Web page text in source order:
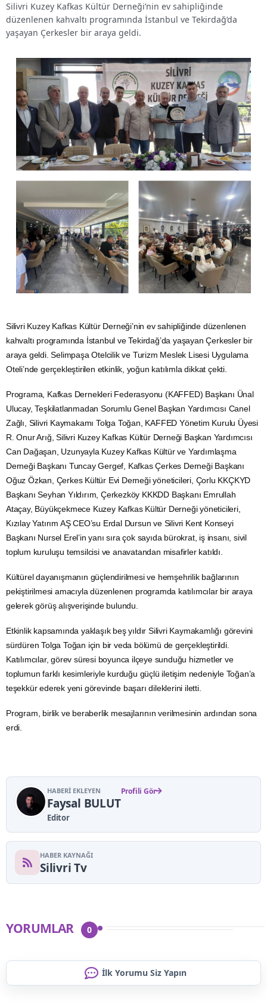
Silivri Kuzey Kafkas Kültür Derneği’nin ev sahipliğinde
düzenlenen kahvaltı programında İstanbul ve Tekirdağ’da
yaşayan Çerkesler bir araya geldi.
Silivri Kuzey Kafkas Kültür Derneği’nin ev sahipliğinde düzenlenen
kahvaltı programında İstanbul ve Tekirdağ’da yaşayan Çerkesler bir
araya geldi. Selimpaşa Otelcilik ve Turizm Meslek Lisesi Uygulama
Oteli’nde gerçekleştirilen etkinlik, yoğun katılımla dikkat çekti.
Programa, Kafkas Dernekleri Federasyonu (KAFFED) Başkanı Ünal
Ulucay, Teşkilatlanmadan Sorumlu Genel Başkan Yardımcısı Canel
Zağlı, Silivri Kaymakamı Tolga Toğan, KAFFED Yönetim Kurulu Üyesi
R. Onur Arığ, Silivri Kuzey Kafkas Kültür Derneği Başkan Yardımcısı
Can Dağaşan, Uzunyayla Kuzey Kafkas Kültür ve Yardımlaşma
Derneği Başkanı Tuncay Gergef, Kafkas Çerkes Derneği Başkanı
Oğuz Özkan, Çerkes Kültür Evi Derneği yöneticileri, Çorlu KKÇKYD
Başkanı Seyhan Yıldırım, Çerkezköy KKKDD Başkanı Emrullah
Ataçay, Büyükçekmece Kuzey Kafkas Kültür Derneği yöneticileri,
Kızılay Yatırım AŞ CEO’su Erdal Dursun ve Silivri Kent Konseyi
Başkanı Nursel Erel’in yanı sıra çok sayıda bürokrat, iş insanı, sivil
toplum kuruluşu temsilcisi ve anavatandan misafirler katıldı.
Kültürel dayanışmanın güçlendirilmesi ve hemşehrilik bağlarının
pekiştirilmesi amacıyla düzenlenen programda katılımcılar bir araya
gelerek görüş alışverişinde bulundu.
Etkinlik kapsamında yaklaşık beş yıldır Silivri Kaymakamlığı görevini
sürdüren Tolga Toğan için bir veda bölümü de gerçekleştirildi.
Katılımcılar, görev süresi boyunca ilçeye sunduğu hizmetler ve
toplumun farklı kesimleriyle kurduğu güçlü iletişim nedeniyle Toğan’a
teşekkür ederek yeni görevinde başarı dileklerini iletti.
Program, birlik ve beraberlik mesajlarının verilmesinin ardından sona
erdi.
HABERI EKLEYEN
Faysal BULUT
Editor
Profili Gör
HABER KAYNAĞI
Silivri Tv
YORUMLAR 0
İlk Yorumu Siz Yapın